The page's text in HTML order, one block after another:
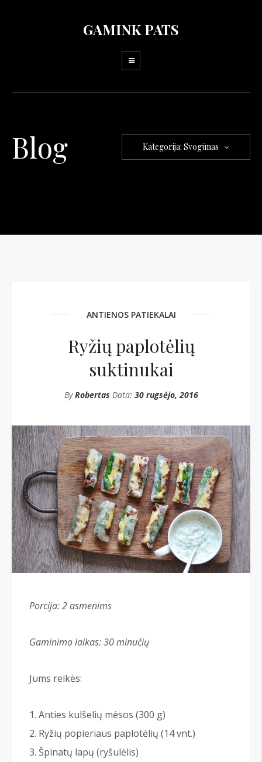
GAMINK PATS
Blog Kategorija: Svogūnas
ANTIENOS PATIEKALAI
Ryžių paplotėlių
suktinukai
ByRobertas Data: 30 rugsėjo, 2016
Porcija: 2asmenims
Gaminimo laikas: 30 minučių
Jums reikės:
Anties kulšelių mėsos (300 g)
Ryžių popieriaus paplotėlių (14 vnt.)
Špinatų lapų (ryšulėlis)